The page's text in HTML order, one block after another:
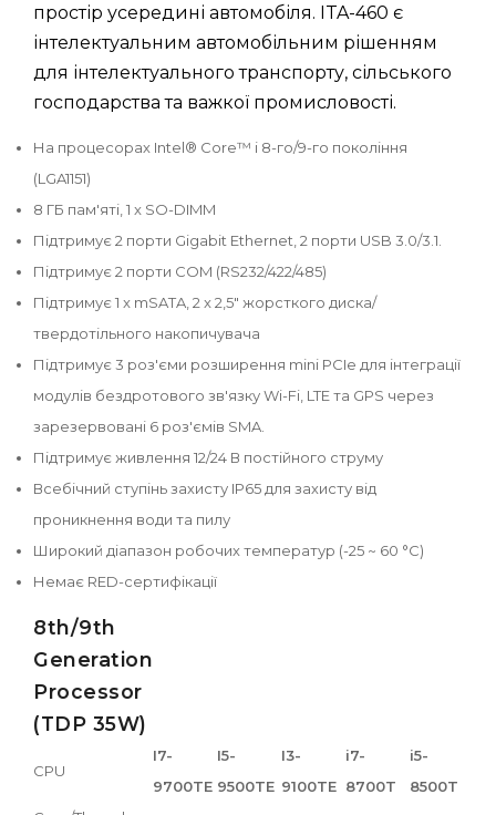
простір усередині автомобіля. ITA-460 є
інтелектуальним автомобільним рішенням
для інтелектуального транспорту, сільського
господарства та важкої промисловості.
На процесорах Intel® Core™ i 8-го/9-го покоління
(LGA1151)
8 ГБ пам'яті, 1 x SO-DIMM
Підтримує 2 порти Gigabit Ethernet, 2 порти USB 3.0/3.1.
Підтримує 2 порти COM (RS232/422/485)
Підтримує 1 x mSATA, 2 x 2,5" жорсткого диска/
твердотільного накопичувача
Підтримує 3 роз'єми розширення mini PCIe для інтеграції
модулів бездротового зв'язку Wi-Fi, LTE та GPS через
зарезервовані 6 роз'ємів SMA.
Підтримує живлення 12/24 В постійного струму
Всебічний ступінь захисту IP65 для захисту від
проникнення води та пилу
Широкий діапазон робочих температур (-25 ~ 60 °C)
Немає RED-сертифікації
8th/9th
Generation
Processor
(TDP 35W)
CPU
I7-
9700TE
I5-
9500TE
I3-
9100TE
i7-
8700T
i5-
8500T